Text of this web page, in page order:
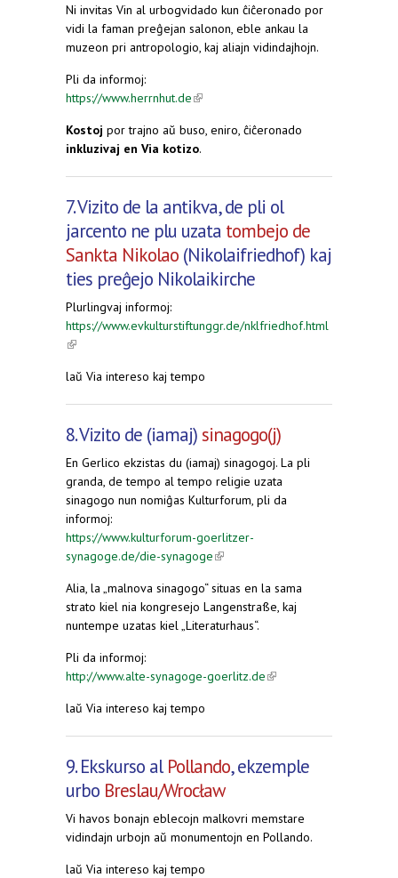
Ni invitas Vin al urbogvidado kun ĉiĉeronado por
vidi la faman preĝejan salonon, eble ankau la
muzeon pri antropologio, kaj aliajn vidindajhojn.
Pli da informoj:
https://www.herrnhut.de(link is external)
Kostoj por trajno aŭ buso, eniro, ĉiĉeronado
inkluzivaj en Via kotizo.
7. Vizito de la antikva, de pli ol
jarcento ne plu uzata tombejo de
Sankta Nikolao (Nikolaifriedhof) kaj
ties preĝejo Nikolaikirche
Plurlingvaj informoj:
https://www.evkulturstiftunggr.de/nklfriedhof.html
(link is external)
laŭ Via intereso kaj tempo
8. Vizito de (iamaj)sinagogo(j)
En Gerlico ekzistas du (iamaj) sinagogoj. La pli
granda, de tempo al tempo religie uzata
sinagogo nun nomiĝas Kulturforum, pli da
informoj:
https://www.kulturforum-goerlitzer-
synagoge.de/die-synagoge(link is external)
Alia, la „malnova sinagogo“ situas en la sama
strato kiel nia kongresejo Langenstraße, kaj
nuntempe uzatas kiel „Literaturhaus“.
Pli da informoj:
http://www.alte-synagoge-goerlitz.de(link is
laŭ Via intereso kaj tempo
9. Ekskurso al Pollando, ekzemple
urbo Breslau/Wrocław
Vi havos bonajn eblecojn malkovri memstare
vidindajn urbojn aŭ monumentojn en Pollando.
laŭ Via intereso kaj tempo